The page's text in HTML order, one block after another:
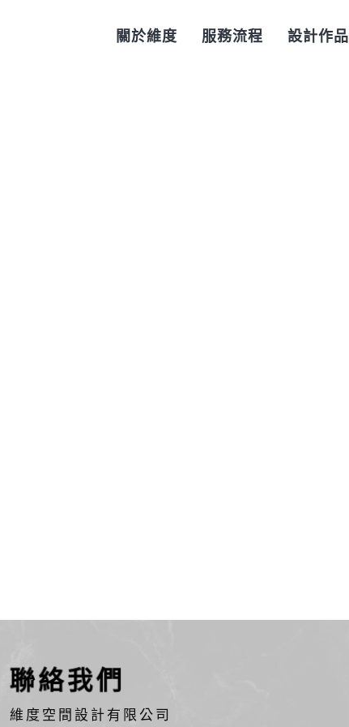
關於維度 服務流程 設計作品
聯絡我們
維度空間設計有限公司